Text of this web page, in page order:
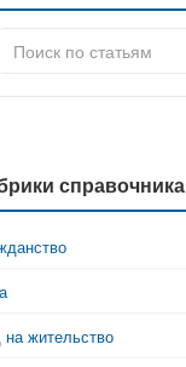
справочника
жительство